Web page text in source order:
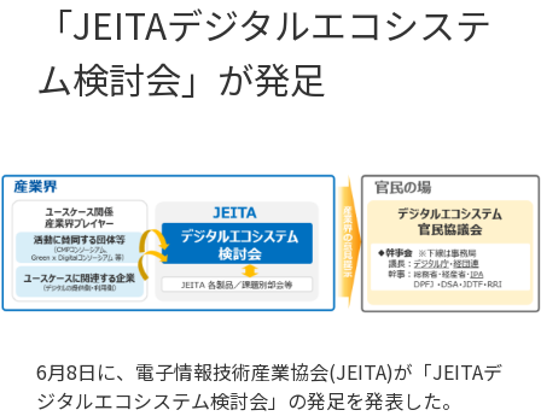
クチコミ
「JEITAデジタルエコシステ
ム検討会」が発足
6月8日に、電子情報技術産業協会(JEITA)が「JEITAデ
ジタルエコシステム検討会」の発足を発表した。